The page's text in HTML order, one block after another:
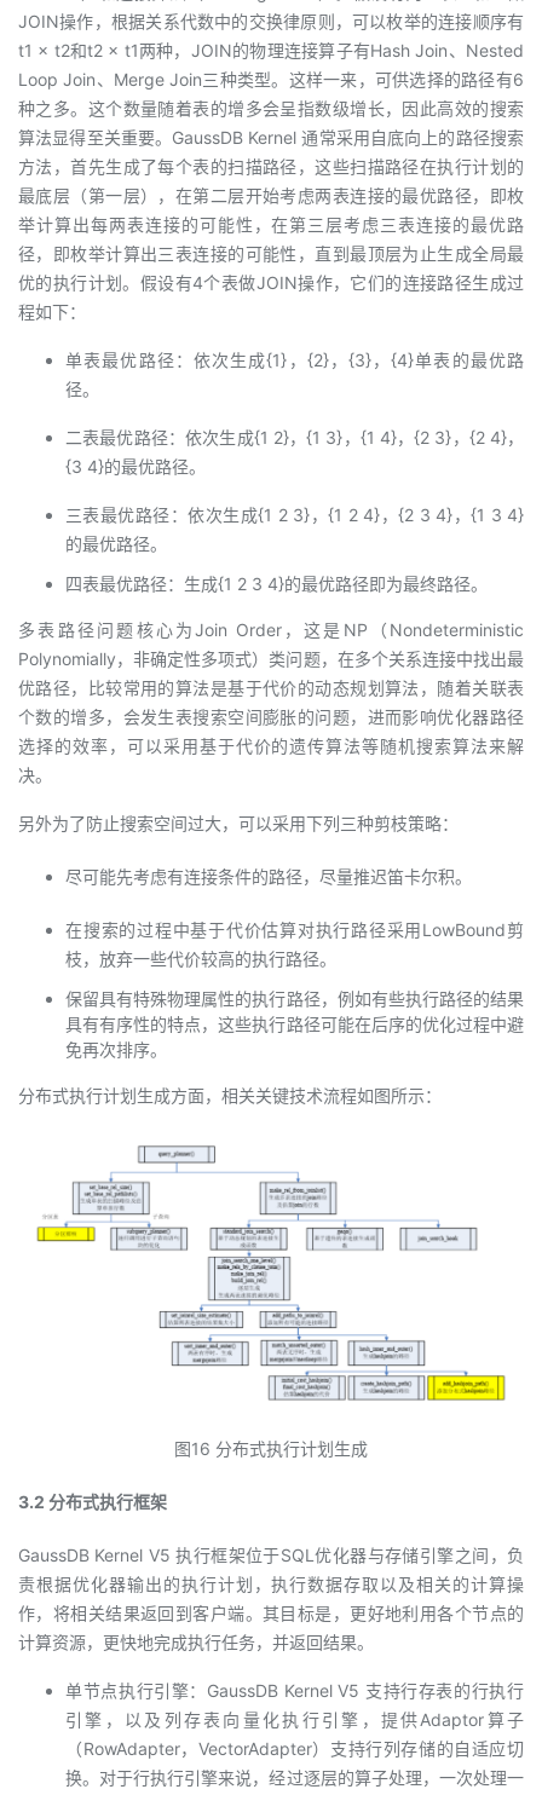
JOIN操作，根据关系代数中的交换律原则，可以枚举的连接顺序有
t1 × t2和t2 × t1两种，JOIN的物理连接算子有Hash Join、Nested
Loop Join、Merge Join三种类型。这样一来，可供选择的路径有6
种之多。这个数量随着表的增多会呈指数级增长，因此高效的搜索
算法显得至关重要。GaussDB Kernel 通常采用自底向上的路径搜索
方法，首先生成了每个表的扫描路径，这些扫描路径在执行计划的
最底层（第一层），在第二层开始考虑两表连接的最优路径，即枚
举计算出每两表连接的可能性，在第三层考虑三表连接的最优路
径，即枚举计算出三表连接的可能性，直到最顶层为止生成全局最
优的执行计划。假设有4个表做JOIN操作，它们的连接路径生成过
程如下：
单表最优路径：依次生成{1}，{2}，{3}，{4}单表的最优路
径。
二表最优路径：依次生成{1 2}，{1 3}，{1 4}，{2 3}，{2 4}，
{3 4}的最优路径。
三表最优路径：依次生成{1 2 3}，{1 2 4}，{2 3 4}，{1 3 4}
的最优路径。
四表最优路径：生成{1 2 3 4}的最优路径即为最终路径。
多表路径问题核心为Join Order，这是NP（Nondeterministic
Polynomially，非确定性多项式）类问题，在多个关系连接中找出最
优路径，比较常用的算法是基于代价的动态规划算法，随着关联表
个数的增多，会发生表搜索空间膨胀的问题，进而影响优化器路径
选择的效率，可以采用基于代价的遗传算法等随机搜索算法来解
决。
另外为了防止搜索空间过大，可以采用下列三种剪枝策略：
尽可能先考虑有连接条件的路径，尽量推迟笛卡尔积。
在搜索的过程中基于代价估算对执行路径采用LowBound剪
枝，放弃一些代价较高的执行路径。
保留具有特殊物理属性的执行路径，例如有些执行路径的结果
具有有序性的特点，这些执行路径可能在后序的优化过程中避
免再次排序。
分布式执行计划生成方面，相关关键技术流程如图所示：
图16 分布式执行计划生成
3.2 分布式执行框架
GaussDB Kernel V5 执行框架位于SQL优化器与存储引擎之间，负
责根据优化器输出的执行计划，执行数据存取以及相关的计算操
作，将相关结果返回到客户端。其目标是，更好地利用各个节点的
计算资源，更快地完成执行任务，并返回结果。
单节点执行引擎：GaussDB Kernel V5 支持行存表的行执行
引擎，以及列存表向量化执行引擎，提供Adaptor算子
（RowAdapter，VectorAdapter）支持行列存储的自适应切
换。对于行执行引擎来说，经过逐层的算子处理，一次处理一